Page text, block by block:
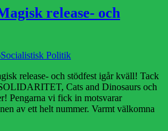
release- och
Författare
Socialistisk Politik
release- och stödfest igår kväll! Tack
Cats and Dinosaurs och
Pengarna vi fick in motsvarar
av ett helt nummer. Varmt välkomna